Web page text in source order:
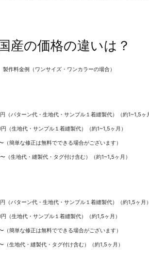
産の価格の違いは？
作料金例（ワンサイズ・ワンカラーの場合）
（パターン代・生地代・サンプル１着縫製代）（約1~1,5ヶ
（生地代・サンプル１着縫製代）（約1~1,5ヶ月）
簡単な修正は無料でできる場合がございます）
（生地代・縫製代・タグ付け含む）（約1~1,5ヶ月）
（パターン代・生地代・サンプル１着縫製代）（約1,5ヶ月
（生地代・サンプル１着縫製代）（約1,5ヶ月）
簡単な修正は無料でできる場合がございます）
生地代・縫製代・タグ付け含む）（約1,5ヶ月）